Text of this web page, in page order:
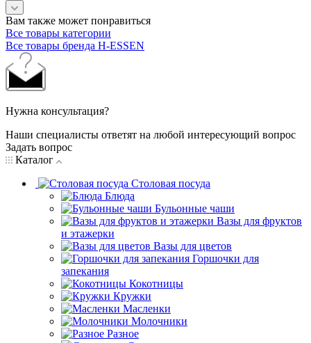
Вам также может понравиться
Все товары категории
Все товары бренда H-ESSEN
Нужна консультация?
Наши специалисты ответят на любой интересующий вопрос
Задать вопрос
Каталог
Столовая посуда
Блюда
Бульонные чаши
Вазы для фруктов
и этажерки
Вазы для цветов
Горшочки для
запекания
Кокотницы
Кружки
Масленки
Молочники
Разное